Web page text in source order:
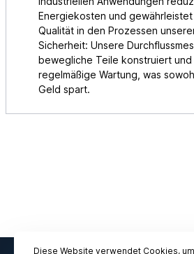
Energiekosten und
Qualität in den Prozessen
Sicherheit: Unsere
bewegliche Teile konstruiert
regelmäßige Wartung, was
Geld spart.
Diese Website verwendet Cookies,